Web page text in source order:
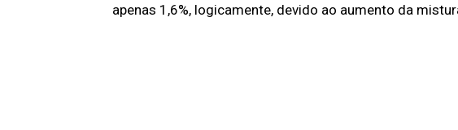
apenas 1,6%, logicamente, devido ao aumento da